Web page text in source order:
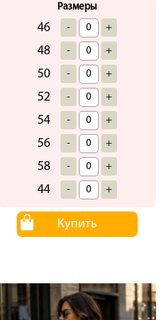
Размеры
46 - +
48 - +
50 - +
52 - +
54 - +
56 - +
58 - +
44 - +
Купить